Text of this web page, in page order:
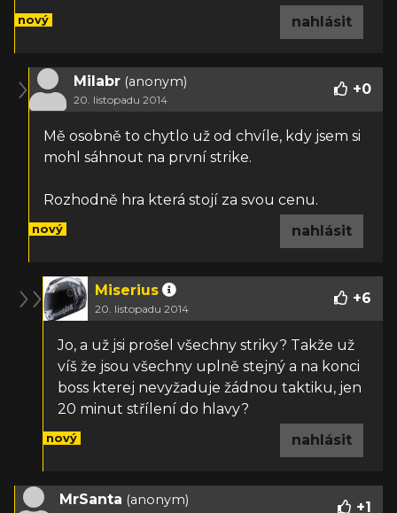
nový nahlásit
Milabr (anonym)
20. listopadu 2014
+0
Mě osobně to chytlo už od chvíle, kdy jsem si
mohl sáhnout na první strike.
Rozhodně hra která stojí za svou cenu.
nový nahlásit
Miserius
20. listopadu 2014
+6
Jo, a už jsi prošel všechny striky? Takže už
víš že jsou všechny uplně stejný a na konci
boss kterej nevyžaduje žádnou taktiku, jen
20 minut střílení do hlavy?
nový nahlásit
MrSanta (anonym) +1